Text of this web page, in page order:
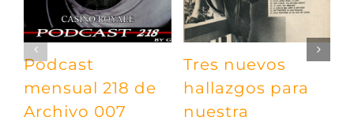
Podcast
mensual 218 de
Archivo 007
Tres nuevos
hallazgos para
nuestra